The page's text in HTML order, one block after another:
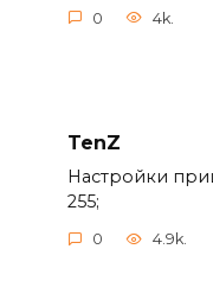
0 4k.
TenZ
Настройки
255;
0 4.9k.